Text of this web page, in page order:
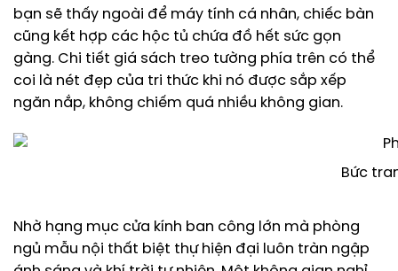
bạn sẽ thấy ngoài để máy tính cá nhân, chiếc bàn
cũng kết hợp các hộc tủ chứa đồ hết sức gọn
gàng. Chi tiết giá sách treo tường phía trên có thể
coi là nét đẹp của tri thức khi nó được sắp xếp
ngăn nắp, không chiếm quá nhiều không gian.
Bức
Nhờ hạng mục cửa kính ban công lớn mà phòng
ngủ mẫu nội thất biệt thự hiện đại luôn tràn ngập